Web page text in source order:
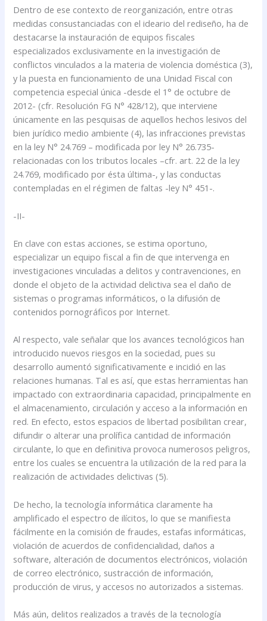
Dentro de ese contexto de reorganización, entre otras
medidas consustanciadas con el ideario del rediseño, ha de
destacarse la instauración de equipos fiscales
especializados exclusivamente en la investigación de
conflictos vinculados a la materia de violencia doméstica (3),
y la puesta en funcionamiento de una Unidad Fiscal con
competencia especial única -desde el 1° de octubre de
2012- (cfr. Resolución FG N° 428/12), que interviene
únicamente en las pesquisas de aquellos hechos lesivos del
bien jurídico medio ambiente (4), las infracciones previstas
en la ley N° 24.769 – modificada por ley N° 26.735-
relacionadas con los tributos locales –cfr. art. 22 de la ley
24.769, modificado por ésta última-, y las conductas
contempladas en el régimen de faltas -ley N° 451-.
-II-
En clave con estas acciones, se estima oportuno,
especializar un equipo fiscal a fin de que intervenga en
investigaciones vinculadas a delitos y contravenciones, en
donde el objeto de la actividad delictiva sea el daño de
sistemas o programas informáticos, o la difusión de
contenidos pornográficos por Internet.
Al respecto, vale señalar que los avances tecnológicos han
introducido nuevos riesgos en la sociedad, pues su
desarrollo aumentó significativamente e incidió en las
relaciones humanas. Tal es así, que estas herramientas han
impactado con extraordinaria capacidad, principalmente en
el almacenamiento, circulación y acceso a la información en
red. En efecto, estos espacios de libertad posibilitan crear,
difundir o alterar una prolífica cantidad de información
circulante, lo que en definitiva provoca numerosos peligros,
entre los cuales se encuentra la utilización de la red para la
realización de actividades delictivas (5).
De hecho, la tecnología informática claramente ha
amplificado el espectro de ilícitos, lo que se manifiesta
fácilmente en la comisión de fraudes, estafas informáticas,
violación de acuerdos de confidencialidad, daños a
software, alteración de documentos electrónicos, violación
de correo electrónico, sustracción de información,
producción de virus, y accesos no autorizados a sistemas.
Más aún, delitos realizados a través de la tecnología